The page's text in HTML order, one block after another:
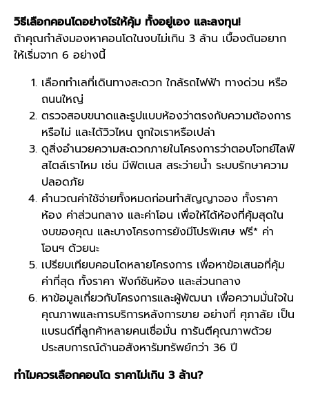
วิธีเลือกคอนโดอย่างไรให้คุ้ม ทั้งอยู่เอง และลงทุน!
ถ้าคุณกำลังมองหาคอนโดในงบไม่เกิน 3 ล้าน เบื้องต้นอยาก
ให้เริ่มจาก 6 อย่างนี้
เลือกทำเลที่เดินทางสะดวก ใกล้รถไฟฟ้า ทางด่วน หรือ
ถนนใหญ่
ตรวจสอบขนาดและรูปแบบห้องว่าตรงกับความต้องการ
หรือไม่ และได้วิวไหน ถูกใจเราหรือเปล่า
ดูสิ่งอำนวยความสะดวกภายในโครงการว่าตอบโจทย์ไลฟ์
สไตล์เราไหม เช่น มีฟิตเนส สระว่ายน้ำ ระบบรักษาความ
ปลอดภัย
คำนวณค่าใช้จ่ายทั้งหมดก่อนทำสัญญาจอง ทั้งราคา
ห้อง ค่าส่วนกลาง และค่าโอน เพื่อให้ได้ห้องที่คุ้มสุดใน
งบของคุณ และบางโครงการยังมีโปรพิเศษ ฟรี* ค่า
โอนฯ ด้วยนะ
เปรียบเทียบคอนโดหลายโครงการ เพื่อหาข้อเสนอที่คุ้ม
ค่าที่สุด ทั้งราคา ฟังก์ชันห้อง และส่วนกลาง
หาข้อมูลเกี่ยวกับโครงการและผู้พัฒนา เพื่อความมั่นใจใน
คุณภาพและการบริการหลังการขาย อย่างที่ ศุภาลัย เป็น
แบรนด์ที่ลูกค้าหลายคนเชื่อมั่น การันตีคุณภาพด้วย
ประสบการณ์ด้านอสังหารัมทรัพย์กว่า 36 ปี
ทำไมควรเลือกคอนโด ราคาไม่เกิน 3 ล้าน?